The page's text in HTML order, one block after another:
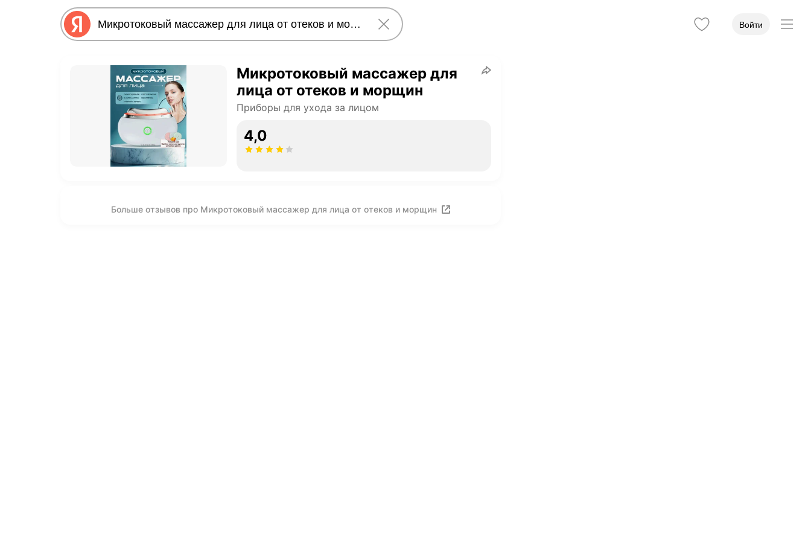
Войти
Микротоковый массажер для
лица от отеков и морщин
Приборы для ухода за лицом
4,0
Больше отзывов про Микротоковый массажер для лица от отеков и морщин